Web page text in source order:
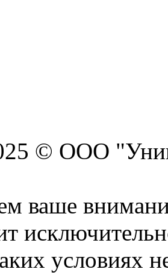
© ООО
ваше
условиях